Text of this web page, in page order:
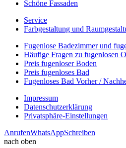
Schöne Fassaden
Service
Farbgestaltung und
Fugenlose Badezimmer und
Häufige Fragen zu fugenlosen
Preis fugenloser Boden
Preis fugenloses Bad
Fugenloses Bad Vorher /
Impressum
Datenschutzerklärung
Privatsphäre-Einstellungen
AnrufenWhatsAppSchreiben
nach oben